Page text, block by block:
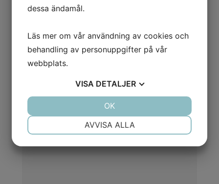
Kopplingar vidare till andra verksamheter
Bildalbum
(Klicka på bilderna för att visa dem i full storlek)
dessa ändamål.
Läs mer om vår användning av cookies och
behandling av personuppgifter på vår
webbplats.
VISA DETALJER
AVVISA ALLA
OK